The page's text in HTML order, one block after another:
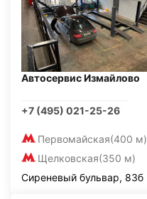
Автосервис Измайлово
+7 (495) 021-25-26
Первомайская(400 м)
Щелковская(350 м)
Сиреневый бульвар, 83б